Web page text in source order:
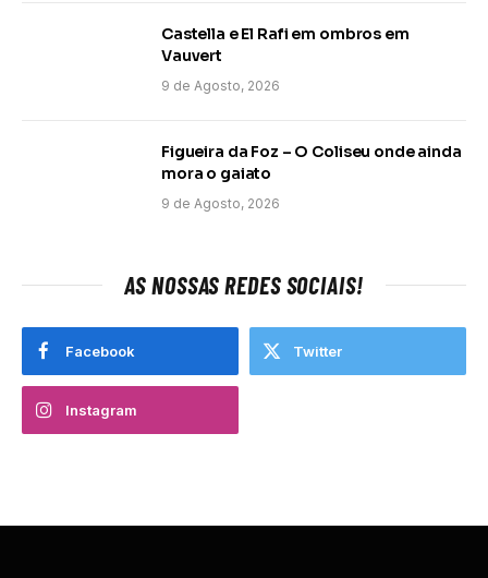
Castella e El Rafi em ombros em
Vauvert
9 de Agosto, 2026
Figueira da Foz – O Coliseu onde ainda
mora o gaiato
9 de Agosto, 2026
AS NOSSAS REDES SOCIAIS!
Facebook Twitter
Instagram